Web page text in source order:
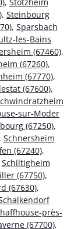
, Steinbourg
, Sparsbach
les-Bains
(67460),
(67260),
(67770),
(67600),
sur-Moder
(67250),
Schnersheim
(67240),
Schiltigheim
(67750),
(67630),
près-
(67700),